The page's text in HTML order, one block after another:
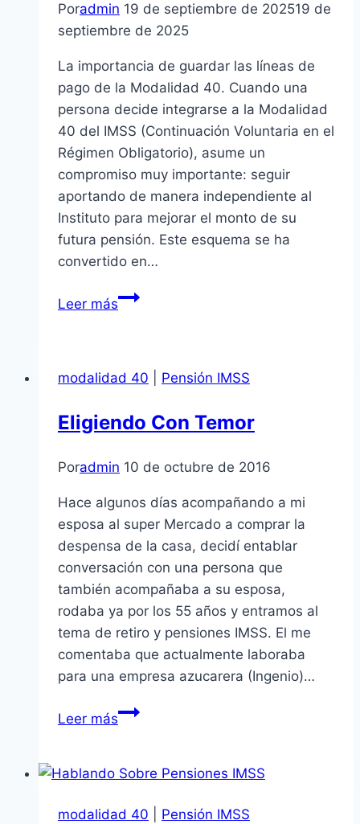
Poradmin 19 de septiembre de 202519 de
septiembre de 2025
La importancia de guardar las líneas de
pago de la Modalidad 40. Cuando una
persona decide integrarse a la Modalidad
40 del IMSS (Continuación Voluntaria en el
Régimen Obligatorio), asume un
compromiso muy importante: seguir
aportando de manera independiente al
Instituto para mejorar el monto de su
futura pensión. Este esquema se ha
convertido en…
Leer másLa
las
de
de
Modalidad
40
modalidad 40 Pensión IMSS
Eligiendo Con Temor
Poradmin 10 de octubre de 2016
Hace algunos días acompañando a mi
esposa al super Mercado a comprar la
despensa de la casa, decidí entablar
conversación con una persona que
también acompañaba a su esposa,
rodaba ya por los 55 años y entramos al
tema de retiro y pensiones IMSS. El me
comentaba que actualmente laboraba
para una empresa azucarera (Ingenio)…
Leer másEligiendo
modalidad 40 Pensión IMSS